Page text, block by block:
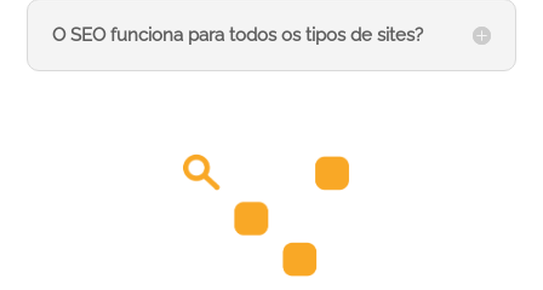
O SEO funciona para todos os tipos de sites?